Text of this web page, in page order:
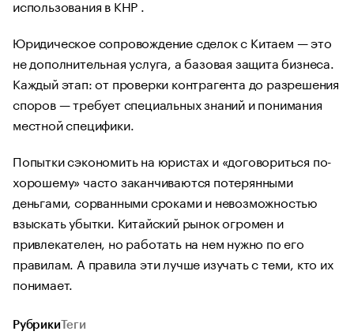
использования в КНР .
Юридическое сопровождение сделок с Китаем — это
не дополнительная услуга, а базовая защита бизнеса.
Каждый этап: от проверки контрагента до разрешения
споров — требует специальных знаний и понимания
местной специфики.
Попытки сэкономить на юристах и «договориться по-
хорошему» часто заканчиваются потерянными
деньгами, сорванными сроками и невозможностью
взыскать убытки. Китайский рынок огромен и
привлекателен, но работать на нем нужно по его
правилам. А правила эти лучше изучать с теми, кто их
понимает.
Рубрики Теги